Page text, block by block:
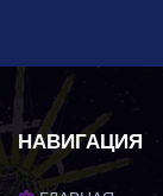
НАВИГАЦИЯ